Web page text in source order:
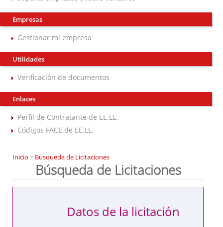
Empresas
Gestionar mi empresa
Utilidades
Verificación de documentos
Enlaces
Perfil de Contratante de EE.LL.
Códigos FACE de EE.LL.
Inicio > Búsqueda de Licitaciones
Búsqueda de Licitaciones
Datos de la licitación